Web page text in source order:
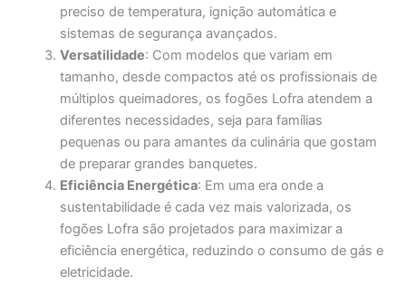
preciso de temperatura, ignição automática e
sistemas de segurança avançados.
Versatilidade: Com modelos que variam em
tamanho, desde compactos até os profissionais de
múltiplos queimadores, os fogões Lofra atendem a
diferentes necessidades, seja para famílias
pequenas ou para amantes da culinária que gostam
de preparar grandes banquetes.
Eficiência Energética: Em uma era onde a
sustentabilidade é cada vez mais valorizada, os
fogões Lofra são projetados para maximizar a
eficiência energética, reduzindo o consumo de gás e
eletricidade.